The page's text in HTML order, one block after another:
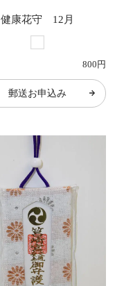
健康花守 12月
800円
郵送お申込み